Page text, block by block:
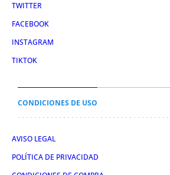
TWITTER
FACEBOOK
INSTAGRAM
TIKTOK
CONDICIONES DE USO
AVISO LEGAL
POLÍTICA DE PRIVACIDAD